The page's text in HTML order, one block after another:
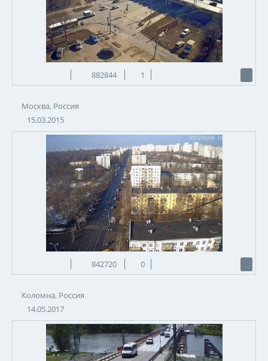
882844 1
Москва, Россия
15.03.2015
842720 0
Коломна, Россия
14.05.2017